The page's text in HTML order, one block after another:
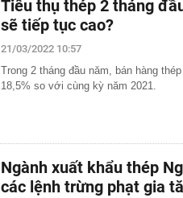
Tiêu thụ thép 2 tháng
sẽ tiếp tục cao?
21/03/2022 10:57
Trong 2 tháng đầu năm, bán hàng
18,5% so với cùng kỳ năm 2021.
Ngành xuất khẩu thép
các lệnh trừng phạt gia